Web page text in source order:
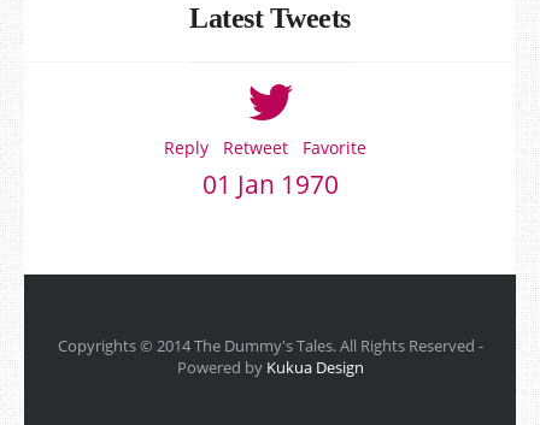
Latest Tweets
Reply Retweet Favorite
01 Jan 1970
Copyrights © 2014 The Dummy's Tales. All Rights Reserved -
Powered by Kukua Design